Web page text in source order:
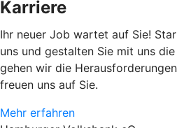
Karriere
Ihr neuer Job wartet auf Sie!
uns und gestalten Sie mit uns
gehen wir die
freuen uns auf Sie.
Mehr erfahren